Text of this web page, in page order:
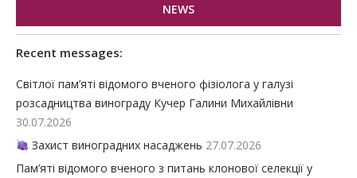
NEWS
Recent messages:
Світлої пам’яті відомого вченого фізіолога у галузі
розсадництва винограду Кучер Галини Михайлівни
30.07.2026
Захист виноградних насаджень 27.07.2026
Пам’яті відомого вченого з питань клонової селекції у